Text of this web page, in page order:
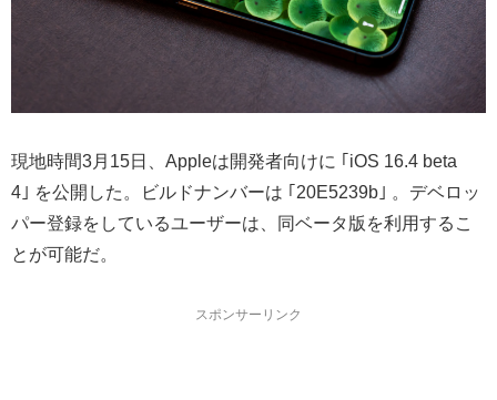
現地時間3月15日、Appleは開発者向けに ｢iOS 16.4 beta
4｣ を公開した。ビルドナンバーは ｢20E5239b｣ 。デベロッ
パー登録をしているユーザーは、同ベータ版を利用するこ
とが可能だ。
スポンサーリンク